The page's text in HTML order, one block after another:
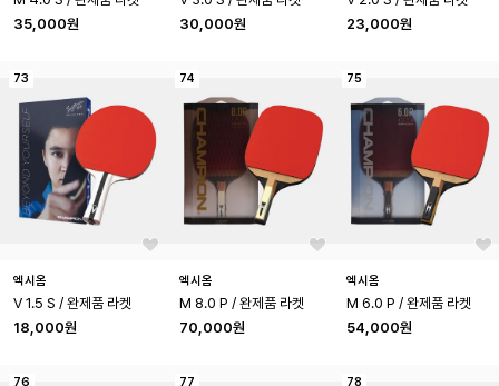
35,000원
30,000원
23,000원
73
엑시옴
V 1.5 S / 완제품 라켓
18,000원
74
엑시옴
M 8.0 P / 완제품 라켓
70,000원
75
엑시옴
M 6.0 P / 완제품 라켓
54,000원
76 77 78